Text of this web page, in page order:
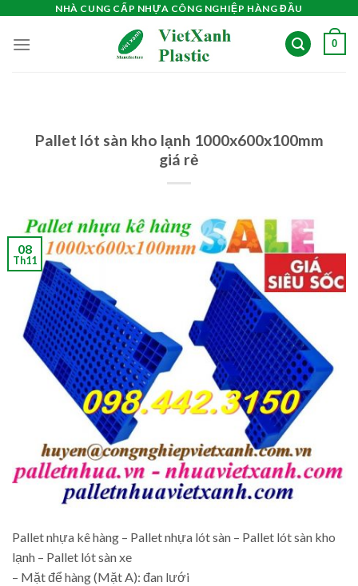
content
NHÀ CUNG CẤP NHỰA CÔNG NGHIỆP HÀNG ĐẦU
0
Pallet lót sàn kho lạnh 1000x600x100mm
giá rẻ
08
Th11
Pallet nhựa kê hàng – Pallet nhựa lót sàn – Pallet lót sàn kho
lạnh – Pallet lót sàn xe
– Mặt để hàng (Mặt A): đan lưới